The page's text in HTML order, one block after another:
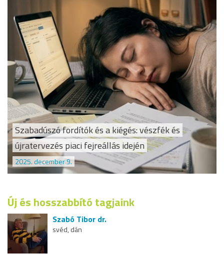
Szabadúszó fordítók és a kiégés: vészfék és
újratervezés piaci fejreállás idején
2025. december 9.
Új és hosszabbító tagjaink
Szabó Tibor dr.
svéd, dán